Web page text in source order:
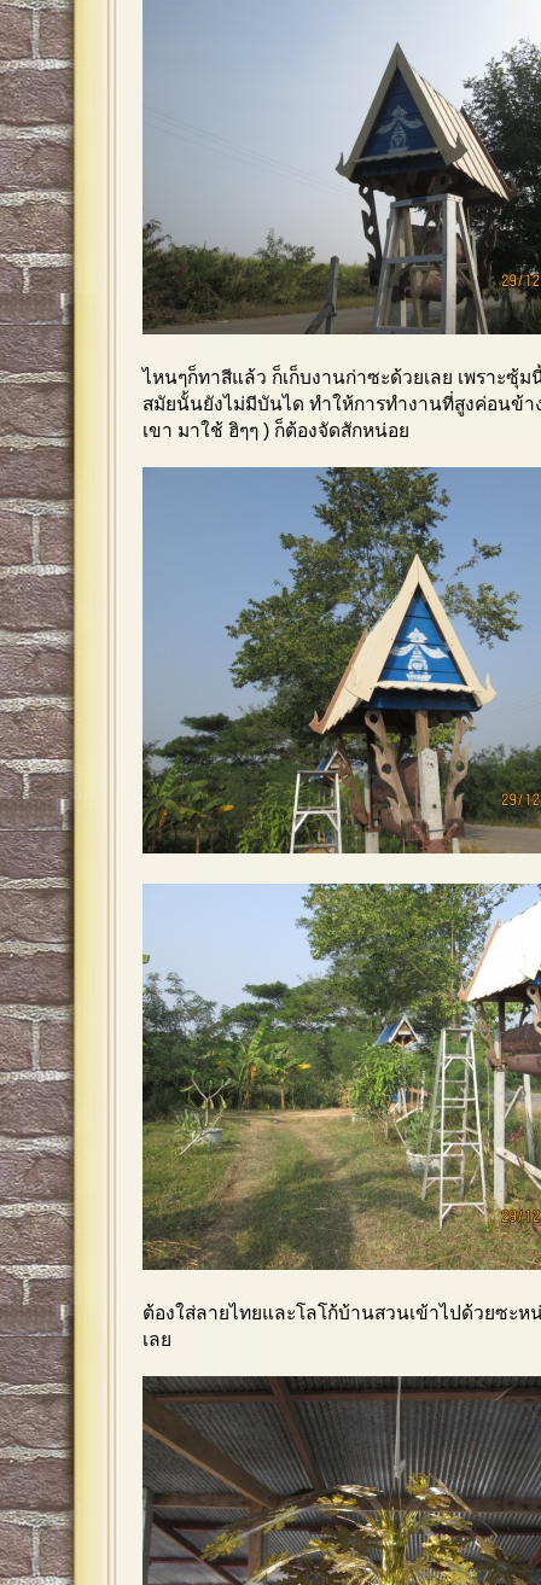
ไหนๆก็ทาสีแล้ว ก็เก็บงานก่าซะด้วยเลย เพราะซุ้
สมัยนั้นยังไม่มีบันได ทำให้การทำงานที่สูงค่อนข้
เขา มาใช้ ฮิๆๆ ) ก็ต้องจัดสักหน่อย
ต้องใส่ลายไทยและโลโก้บ้านสวนเข้าไปด้วยซะห
เลย